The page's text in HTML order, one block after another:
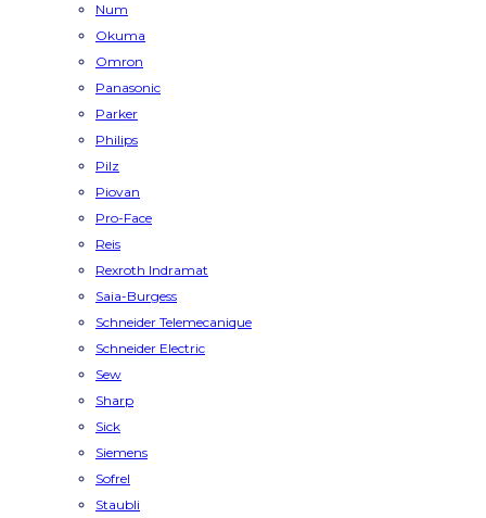
Num
Okuma
Omron
Panasonic
Parker
Philips
Pilz
Piovan
Pro-Face
Reis
Rexroth Indramat
Saia-Burgess
Schneider Telemecanique
Schneider Electric
Sew
Sharp
Sick
Siemens
Sofrel
Staubli